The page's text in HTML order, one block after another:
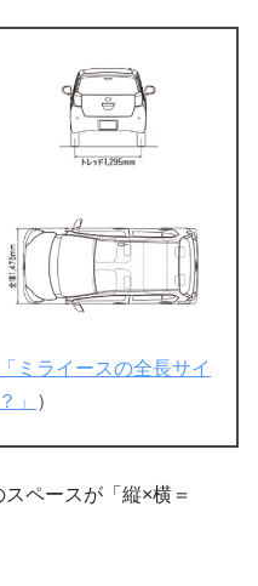
ミライースの全長サイ
」
）
ペースが「縦×横＝